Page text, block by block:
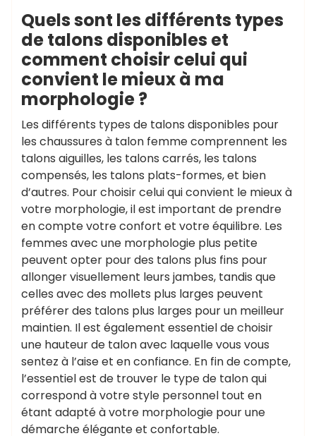
Quels sont les différents types
de talons disponibles et
comment choisir celui qui
convient le mieux à ma
morphologie ?
Les différents types de talons disponibles pour
les chaussures à talon femme comprennent les
talons aiguilles, les talons carrés, les talons
compensés, les talons plats-formes, et bien
d’autres. Pour choisir celui qui convient le mieux à
votre morphologie, il est important de prendre
en compte votre confort et votre équilibre. Les
femmes avec une morphologie plus petite
peuvent opter pour des talons plus fins pour
allonger visuellement leurs jambes, tandis que
celles avec des mollets plus larges peuvent
préférer des talons plus larges pour un meilleur
maintien. Il est également essentiel de choisir
une hauteur de talon avec laquelle vous vous
sentez à l’aise et en confiance. En fin de compte,
l’essentiel est de trouver le type de talon qui
correspond à votre style personnel tout en
étant adapté à votre morphologie pour une
démarche élégante et confortable.